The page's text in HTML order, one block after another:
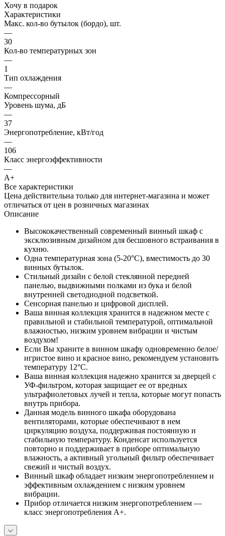
Хочу в подарок
Характеристики
Макс. кол-во бутылок (бордо), шт.
—
30
Кол-во температурных зон
—
1
Тип охлаждения
—
Компрессорный
Уровень шума, дБ
—
37
Энергопотребление, кВт/год
—
106
Класс энергоэффективности
—
A+
Все характеристики
Цена действительна только для интернет-магазина и может
отличаться от цен в розничных магазинах
Описание
Высококачественный современный винный шкаф с
эксклюзивным дизайном для бесшовного встраивания в
кухню.
Одна температурная зона (5-20°C), вместимость до 30
винных бутылок.
Стильный дизайн с белой стеклянной передней
панелью, выдвижными полками из бука и белой
внутренней светодиодной подсветкой.
Сенсорная панелью и цифровой дисплей.
Ваша винная коллекция хранится в надежном месте с
правильной и стабильной температурой, оптимальной
влажностью, низким уровнем вибрации и чистым
воздухом!
Если Вы храните в винном шкафу одновременно белое/
игристое вино и красное вино, рекомендуем установить
температуру 12°C.
Ваша винная коллекция надежно хранится за дверцей с
УФ-фильтром, которая защищает ее от вредных
ультрафиолетовых лучей и тепла, которые могут попасть
внутрь прибора.
Данная модель винного шкафа оборудована
вентиляторами, которые обеспечивают в нем
циркуляцию воздуха, поддерживая постоянную и
стабильную температуру. Конденсат используется
повторно и поддерживает в приборе оптимальную
влажность, а активный угольный фильтр обеспечивает
свежий и чистый воздух.
Винный шкаф обладает низким энергопотреблением и
эффективным охлаждением с низким уровнем
вибрации.
Прибор отличается низким энергопотреблением —
класс энергопотребления A+.